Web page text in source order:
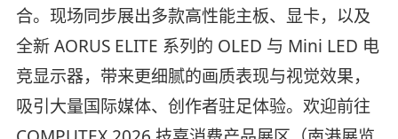
合。现场同步展出多款高性能主板、显卡，以及
全新 AORUS ELITE 系列的 OLED 与 Mini LED 电
竞显示器，带来更细腻的画质表现与视觉效果，
吸引大量国际媒体、创作者驻足体验。欢迎前往